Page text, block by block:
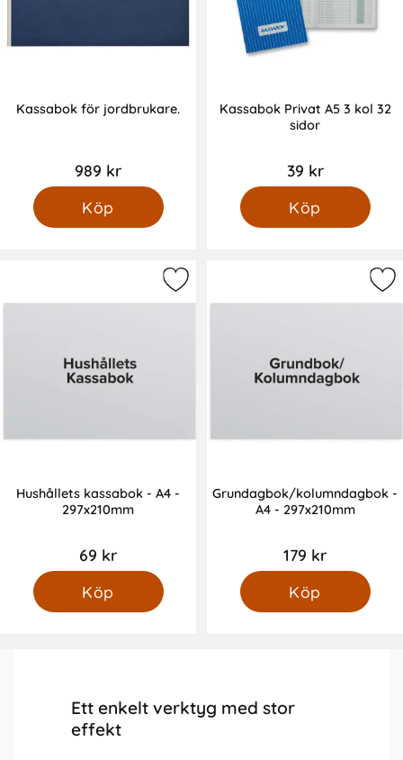
Kassabok för jordbrukare.
989 kr
Köp
Kassabok Privat A5 3 kol 32
sidor
39 kr
Köp
Hushållets kassabok - A4 -
297x210mm
69 kr
Köp
Grundagbok/kolumndagbok -
A4 - 297x210mm
179 kr
Köp
Ett enkelt verktyg med stor
effekt